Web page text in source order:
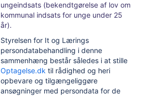
ungeindsats (bekendtgørelse af lov om
kommunal indsats for unge under 25
år).
Styrelsen for It og Lærings
persondatabehandling i denne
sammenhæng består således i at stille
Optagelse.dk til rådighed og heri
opbevare og tilgængeliggøre
ansøgninger med persondata for de